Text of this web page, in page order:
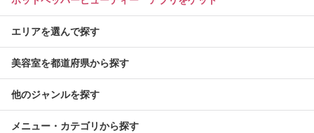
エリアを選んで探す
美容室を都道府県から探す
他のジャンルを探す
メニュー・カテゴリから探す